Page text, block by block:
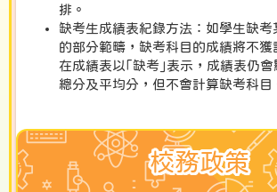
排。
缺考生成績表紀錄方法：如學生缺考
的部分範疇，缺考科目的成績將不獲
在成績表以｢缺考｣表示，成績表仍
總分及平均分，但不會計算缺考科目
校務政策